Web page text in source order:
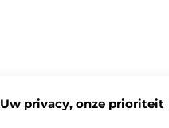
Uw privacy, onze prioriteit